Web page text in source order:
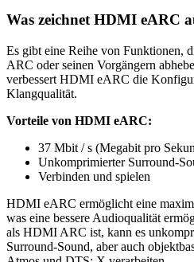
Was zeichnet HDMI eARC
Es gibt eine Reihe von
ARC oder seinen Vorgängern
verbessert HDMI eARC die
Klangqualität.
Vorteile von HDMI eARC:
37 Mbit / s (Megabit pro
Unkomprimierter Surround-
Verbinden und spielen
HDMI eARC ermöglicht eine
was eine bessere Audioqualität
als HDMI ARC ist, kann es
Surround-Sound, aber auch